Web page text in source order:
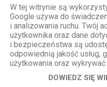
Odpowiedz
Anonimowy
Nie byłam
dopóki nie
W tej witrynie są
Google używa do
i analizowania ruchu. Twój
użytkownika oraz dane
i bezpieczeństwa są
odpowiednią jakość usług,
użytkowania oraz
DOWIEDZ SIĘ